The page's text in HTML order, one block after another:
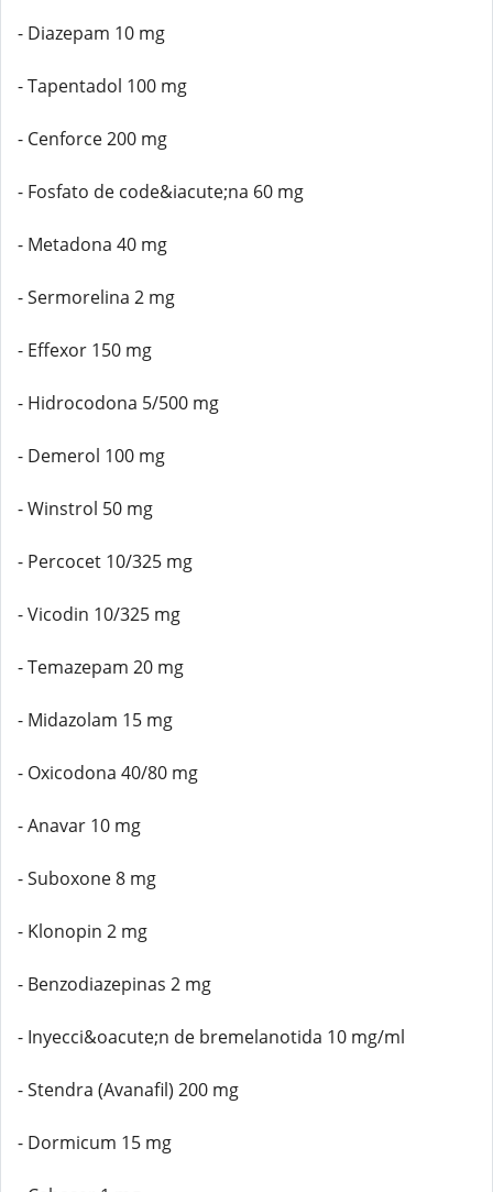
- Diazepam 10 mg
- Tapentadol 100 mg
- Cenforce 200 mg
- Fosfato de code&iacute;na 60 mg
- Metadona 40 mg
- Sermorelina 2 mg
- Effexor 150 mg
- Hidrocodona 5/500 mg
- Demerol 100 mg
- Winstrol 50 mg
- Percocet 10/325 mg
- Vicodin 10/325 mg
- Temazepam 20 mg
- Midazolam 15 mg
- Oxicodona 40/80 mg
- Anavar 10 mg
- Suboxone 8 mg
- Klonopin 2 mg
- Benzodiazepinas 2 mg
- Inyecci&oacute;n de bremelanotida 10 mg/ml
- Stendra (Avanafil) 200 mg
- Dormicum 15 mg